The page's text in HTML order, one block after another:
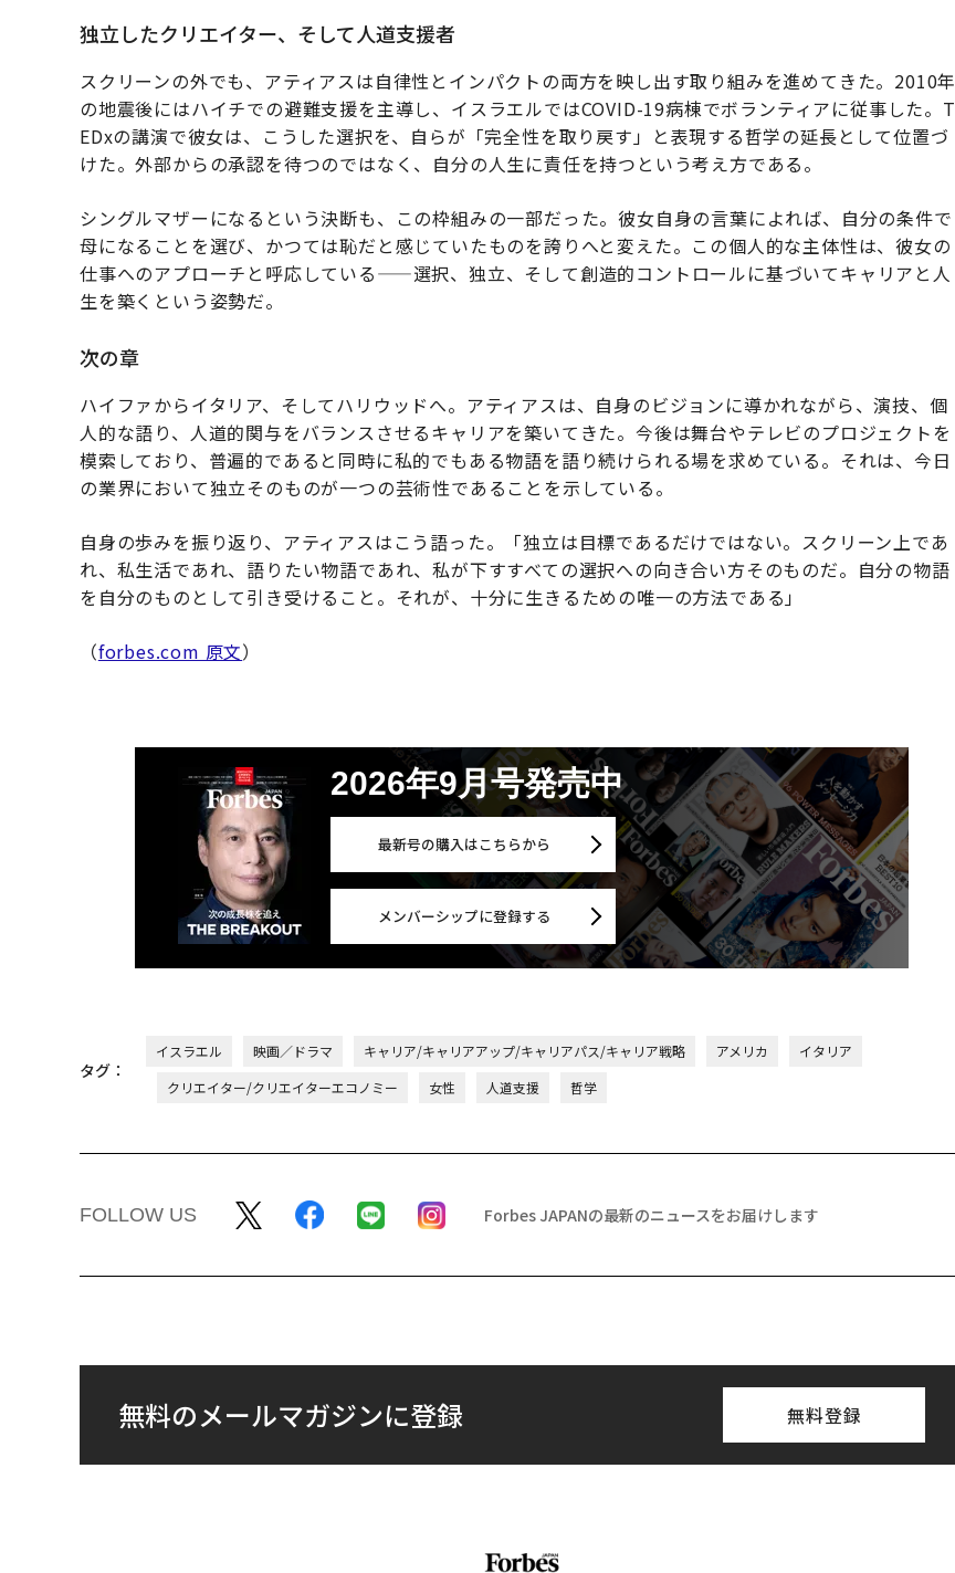
独立したクリエイター、そして人道支援者
スクリーンの外でも、アティアスは自律性とインパクトの両方を映し出す取り組みを進めてきた。2010年
の地震後にはハイチでの避難支援を主導し、イスラエルではCOVID-19病棟でボランティアに従事した。T
EDxの講演で彼女は、こうした選択を、自らが「完全性を取り戻す」と表現する哲学の延長として位置づ
けた。外部からの承認を待つのではなく、自分の人生に責任を持つという考え方である。
シングルマザーになるという決断も、この枠組みの一部だった。彼女自身の言葉によれば、自分の条件で
母になることを選び、かつては恥だと感じていたものを誇りへと変えた。この個人的な主体性は、彼女の
仕事へのアプローチと呼応している——選択、独立、そして創造的コントロールに基づいてキャリアと人
生を築くという姿勢だ。
次の章
ハイファからイタリア、そしてハリウッドへ。アティアスは、自身のビジョンに導かれながら、演技、個
人的な語り、人道的関与をバランスさせるキャリアを築いてきた。今後は舞台やテレビのプロジェクトを
模索しており、普遍的であると同時に私的でもある物語を語り続けられる場を求めている。それは、今日
の業界において独立そのものが一つの芸術性であることを示している。
自身の歩みを振り返り、アティアスはこう語った。「独立は目標であるだけではない。スクリーン上であ
れ、私生活であれ、語りたい物語であれ、私が下すすべての選択への向き合い方そのものだ。自分の物語
を自分のものとして引き受けること。それが、十分に生きるための唯一の方法である」
（forbes.com 原文）
2026年9月号発売中
最新号の購入はこちらから
メンバーシップに登録する
タグ：
イスラエル 映画／ドラマ キャリア/キャリアアップ/キャリアパス/キャリア戦略 アメリカ
イタリア
クリエイター/クリエイターエコノミー
女性 人道支援 哲学
FOLLOW US Forbes JAPANの最新のニュースをお届けします
無料のメールマガジンに登録 無料登録